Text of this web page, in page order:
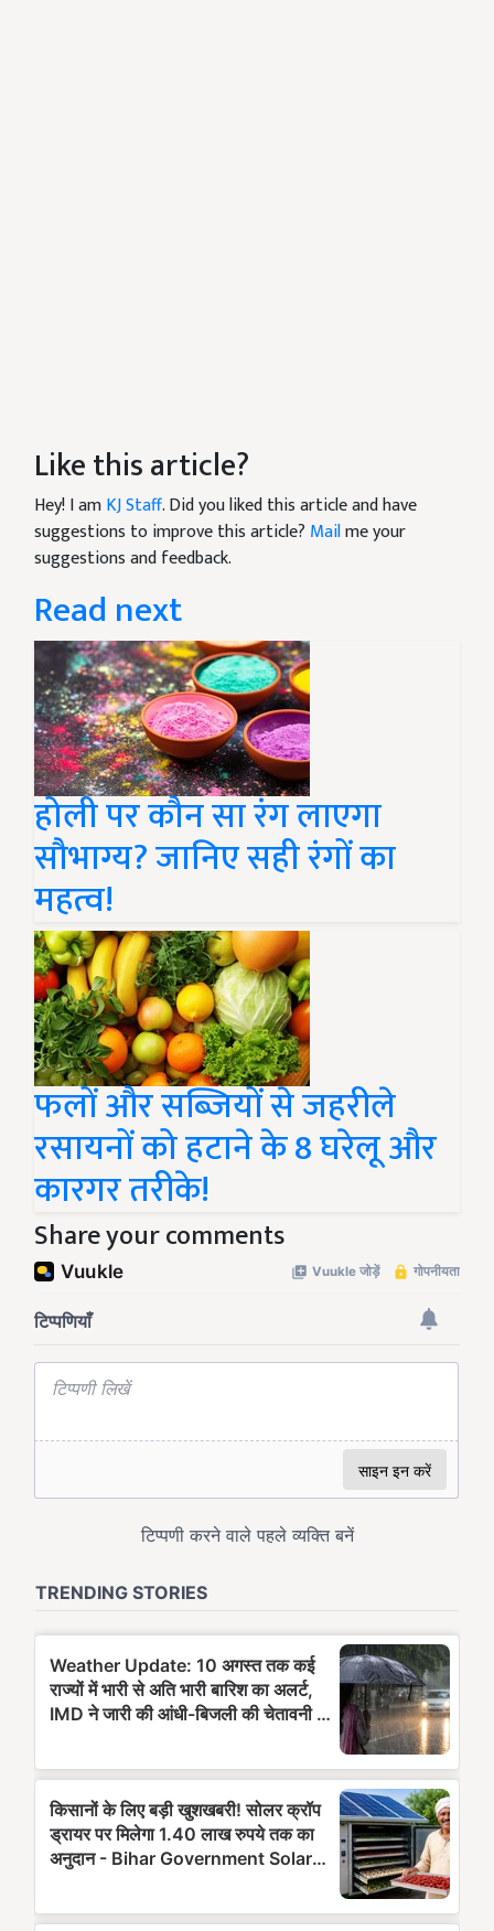
Like this article?
Hey! I amKJ Staff. Did you liked this article and have
suggestions to improve this article? Mailme your
suggestions and feedback.
Read next
होली पर कौन सा रंग लाएगा
सौभाग्य? जानिए सही रंगों का
महत्व!
फलों और सब्जियों से जहरीले
रसायनों को हटाने के 8 घरेलू और
कारगर तरीके!
Share your comments